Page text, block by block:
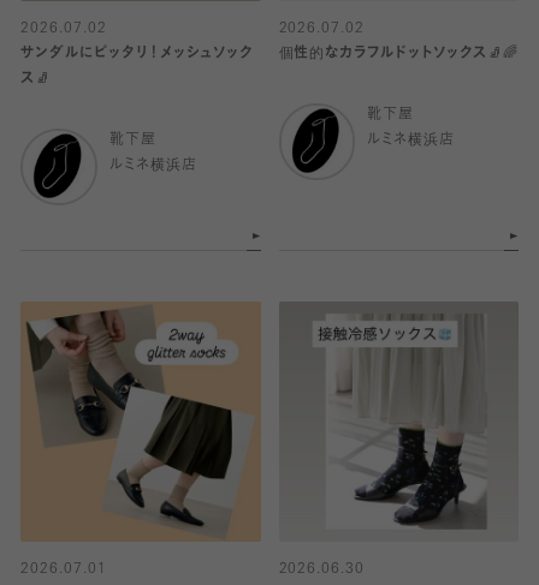
2026.07.02
サンダルにピッタリ！メッシュソック
ス🧦
靴下屋
ルミネ横浜店
2026.07.02
個性的なカラフルドットソックス🧦🌈
靴下屋
ルミネ横浜店
2026.07.01
2026.06.30